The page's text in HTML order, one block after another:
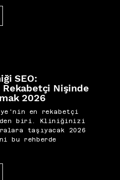
SEO:
Rekabetçi Nişinde
2026
en rekabetçi
biri. Kliniğinizi
taşıyacak 2026
bu rehberde